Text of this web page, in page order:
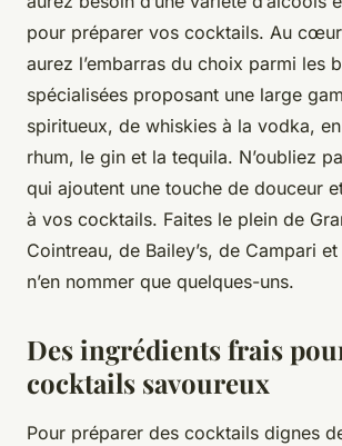
pour préparer vos cocktails. Au
aurez l’embarras du choix parmi les
spécialisées proposant une large
spiritueux, de whiskies à la vodka,
rhum, le gin et la tequila. N’oubliez
qui ajoutent une touche de douceur
à vos cocktails. Faites le plein de
Cointreau, de Bailey’s, de Campari
n’en nommer que quelques-uns.
Des ingrédients frais
cocktails savoureux
Pour préparer des cocktails dignes